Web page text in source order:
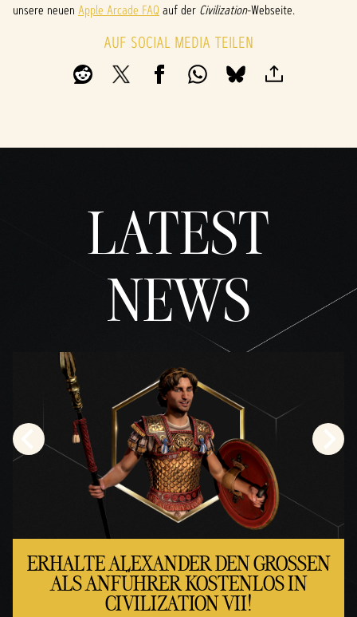
"Spiel
Date
g von
Googl
e-
Serve
unsere neuen Apple Arcade FAQ auf der Civilization-Webseite.
AUF SOCIAL MEDIA TEILEN
LATEST
NEWS
ERHALTE ALEXANDER DEN GROSSEN A
LS ANFÜHRER KOSTENLOS IN C
IVILIZATION VII!